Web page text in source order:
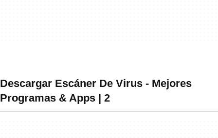
Descargar Escáner De Virus - Mejores
Programas & Apps | 2